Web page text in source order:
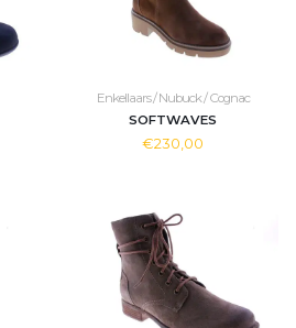
Enkellaars / Nubuck / Cognac
SOFTWAVES
€230,00